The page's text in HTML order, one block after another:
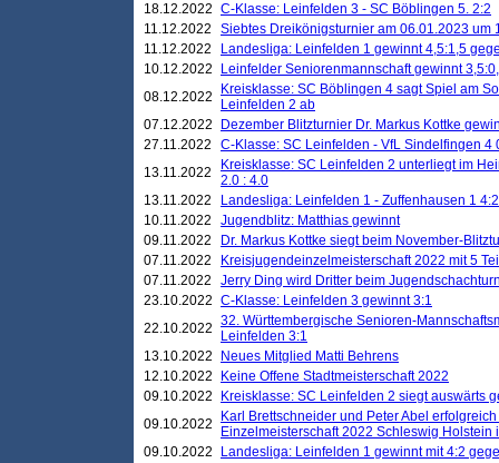
18.12.2022 C-Klasse: Leinfelden 3 - SC Böblingen 5. 2:2
11.12.2022
Siebtes Dreikönigsturnier am 06.01.2023 um
11.12.2022
Landesliga: Leinfelden 1 gewinnt 4,5:1,5
10.12.2022
Leinfelder Seniorenmannschaft gewinnt
08.12.2022
Kreisklasse: SC Böblingen 4 sagt Spiel am
Leinfelden 2 ab
07.12.2022
Dezember Blitzturnier Dr. Markus Kottke
27.11.2022
C-Klasse: SC Leinfelden - VfL Sindelfingen 4
13.11.2022
Kreisklasse: SC Leinfelden 2 unterliegt im
2.0 : 4.0
13.11.2022
Landesliga: Leinfelden 1 - Zuffenhausen 1 4:2
10.11.2022
Jugendblitz: Matthias gewinnt
09.11.2022
Dr. Markus Kottke siegt beim November-
07.11.2022
Kreisjugendeinzelmeisterschaft 2022 mit 5
07.11.2022
Jerry Ding wird Dritter beim
23.10.2022 C-Klasse: Leinfelden 3 gewinnt 3:1
22.10.2022 32. Württembergische Senioren-
Leinfelden 3:1
13.10.2022
Neues Mitglied Matti Behrens
12.10.2022
Keine Offene Stadtmeisterschaft 2022
09.10.2022
Kreisklasse: SC Leinfelden 2 siegt auswärts
09.10.2022
Karl Brettschneider und Peter Abel
Einzelmeisterschaft 2022 Schleswig Holstein
09.10.2022
Landesliga: Leinfelden 1 gewinnt mit 4:2